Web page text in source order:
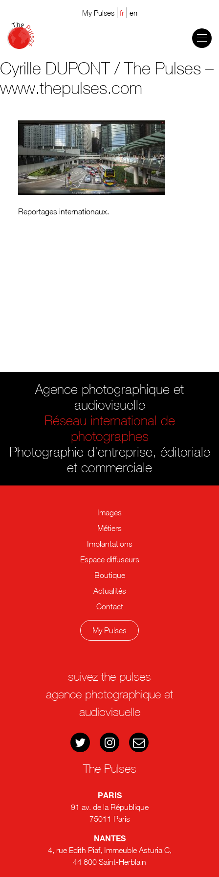
My Pulses fr en
Cyrille DUPONT / The Pulses –
www.thepulses.com
Reportages internationaux.
Agence photographique et
audiovisuelle
Réseau international de
photographes
Photographie d’entreprise, éditoriale
et commerciale
Images
Métiers
Implantations
Espace diffuseurs
Boutique
Actualités
Contact
My Pulses
suivez the pulses
agence photographique et
audiovisuelle
The Pulses
PARIS
91 av. de la République
75011 Paris
NANTES
4, rue Edith Piaf, Immeuble Asturia C,
44 800 Saint-Herblain